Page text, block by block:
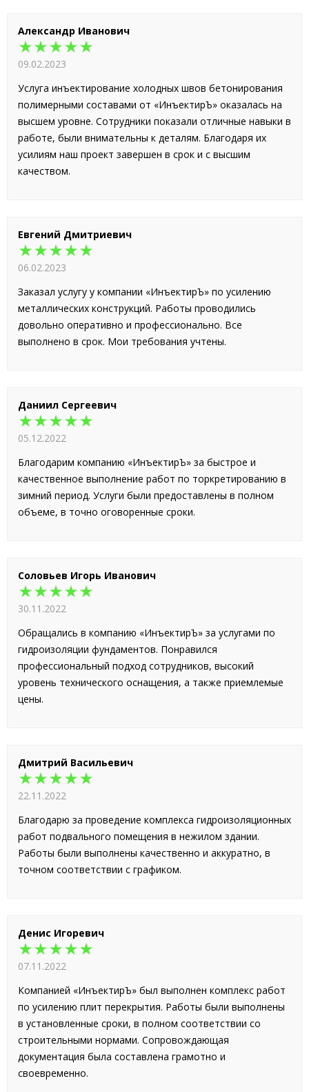
Александр Иванович
★★★★★
09.02.2023
Услуга инъектирование холодных швов бетонирования
полимерными составами от «ИнъектирЪ» оказалась на
высшем уровне. Сотрудники показали отличные навыки в
работе, были внимательны к деталям. Благодаря их
усилиям наш проект завершен в срок и с высшим
качеством.
Евгений Дмитриевич
★★★★★
06.02.2023
Заказал услугу у компании «ИнъектирЪ» по усилению
металлических конструкций. Работы проводились
довольно оперативно и профессионально. Все
выполнено в срок. Мои требования учтены.
Даниил Сергеевич
★★★★★
05.12.2022
Благодарим компанию «ИнъектирЪ» за быстрое и
качественное выполнение работ по торкретированию в
зимний период. Услуги были предоставлены в полном
объеме, в точно оговоренные сроки.
Соловьев Игорь Иванович
★★★★★
30.11.2022
Обращались в компанию «ИнъектирЪ» за услугами по
гидроизоляции фундаментов. Понравился
профессиональный подход сотрудников, высокий
уровень технического оснащения, а также приемлемые
цены.
Дмитрий Васильевич
★★★★★
22.11.2022
Благодарю за проведение комплекса гидроизоляционных
работ подвального помещения в нежилом здании.
Работы были выполнены качественно и аккуратно, в
точном соответствии с графиком.
Денис Игоревич
★★★★★
07.11.2022
Компанией «ИнъектирЪ» был выполнен комплекс работ
по усилению плит перекрытия. Работы были выполнены
в установленные сроки, в полном соответствии со
строительными нормами. Сопровождающая
документация была составлена грамотно и
своевременно.